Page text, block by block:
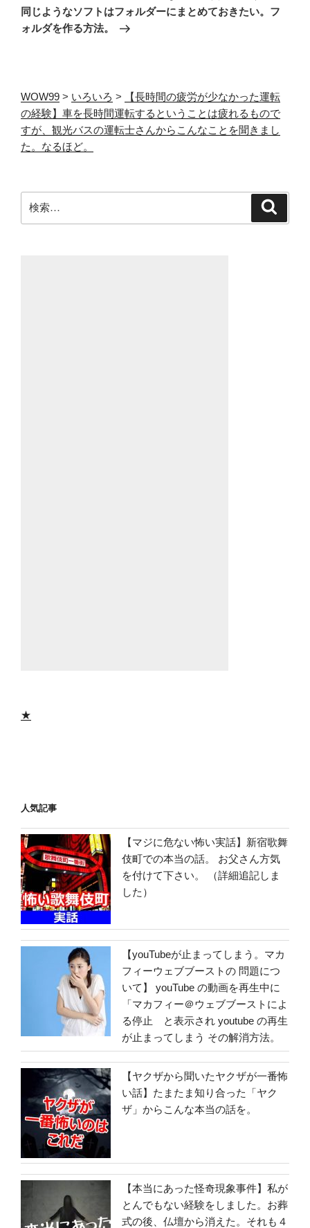
ン
稿
同じようなソフトはフォルダーにまとめておきたい。フ
ォルダを作る方法。
WOW99 > いろいろ >
【長時間の疲労が少なかった運転
の経験】車を長時間運転するということは疲れるもので
すが、観光バスの運転士さんからこんなことを聞きまし
た。なるほど。
検
索:
★
人気記事
【マジに危ない怖い実話】新宿歌舞
伎町での本当の話。 お父さん方気
を付けて下さい。 （詳細追記しま
した）
【youTubeが止まってしまう。マカ
フィーウェブブーストの 問題につ
いて】 youTube の動画を再生中に
「マカフィー＠ウェブブーストによ
る停止 と表示され youtube の再生
が止まってしまう その解消方法。
【ヤクザから聞いたヤクザが一番怖
い話】たまたま知り合った「ヤク
ザ」からこんな本当の話を。
【本当にあった怪奇現象事件】私が
とんでもない経験をしました。お葬
式の後、仏壇から消えた。それも４